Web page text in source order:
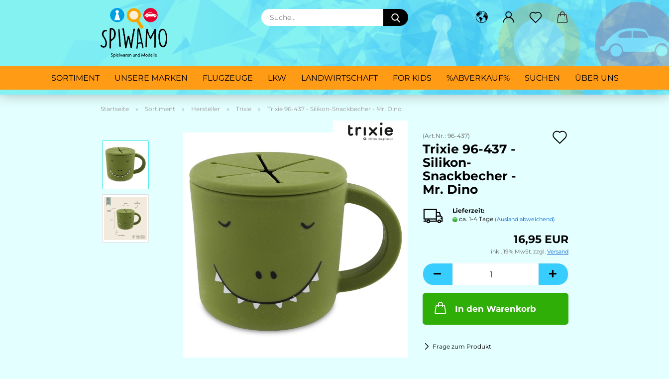
Suche...
SORTIMENT UNSERE MARKEN FLUGZEUGE LKW LANDWIRTSCHAFT FOR KIDS %ABVERKAUF% SUCHEN ÜBER UNS
Startseite » Sortiment » Hersteller » Trixie » Trixie 96-437 - Silikon-Snackbecher - Mr. Dino
(Art.Nr.: 96-437)
Trixie 96-437 -
Silikon-
Snackbecher -
Mr. Dino
Lieferzeit:
ca. 1-4 Tage (Ausland abweichend)
16,95 EUR
inkl. 19% MwSt. zzgl. Versand
In den Warenkorb
Frage zum Produkt